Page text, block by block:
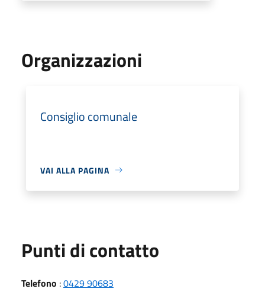
Organizzazioni
Consiglio comunale
VAI ALLA PAGINA
Punti di contatto
Telefono :0429 90683